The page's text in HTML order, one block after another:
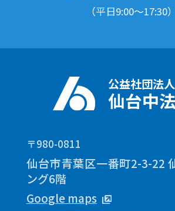
（平日9:00〜17:30）
公益社団法人
仙台中
〒980-0811
仙台市青葉区一番町2-3-22
ング6階
Google maps